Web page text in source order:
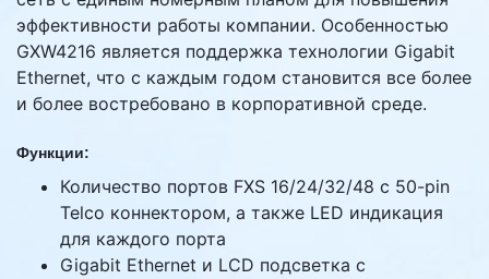
эффективности работы компании. Особенностью
GXW4216 является поддержка технологии Gigabit
Ethernet, что с каждым годом становится все более
и более востребовано в корпоративной среде.
Функции:
Количество портов FXS 16/24/32/48 c 50-pin
Telco коннектором, а также LED индикация
для каждого порта
Gigabit Ethernet и LCD подсветка с